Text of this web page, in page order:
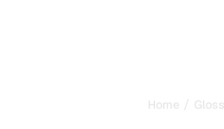
Home /